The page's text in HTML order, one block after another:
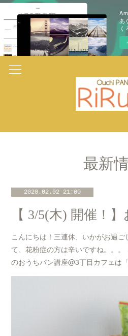
あ
く
最新
2020.02.02 21:00
こんにちは！三連休、いかがお過ご
て、花粉症の方は辛いですね。。
のおうちパン講座@3丁目カフェは